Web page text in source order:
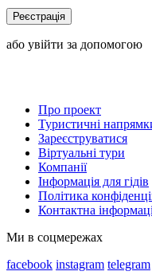
Реєстрація
або увійти за допомогою
Про проект
Туристичні
Зареєструватися
Віртуальні тури
Компанії
Інформація для гідів
Політика
Контактна
Ми в соцмережах
facebook instagram telegram